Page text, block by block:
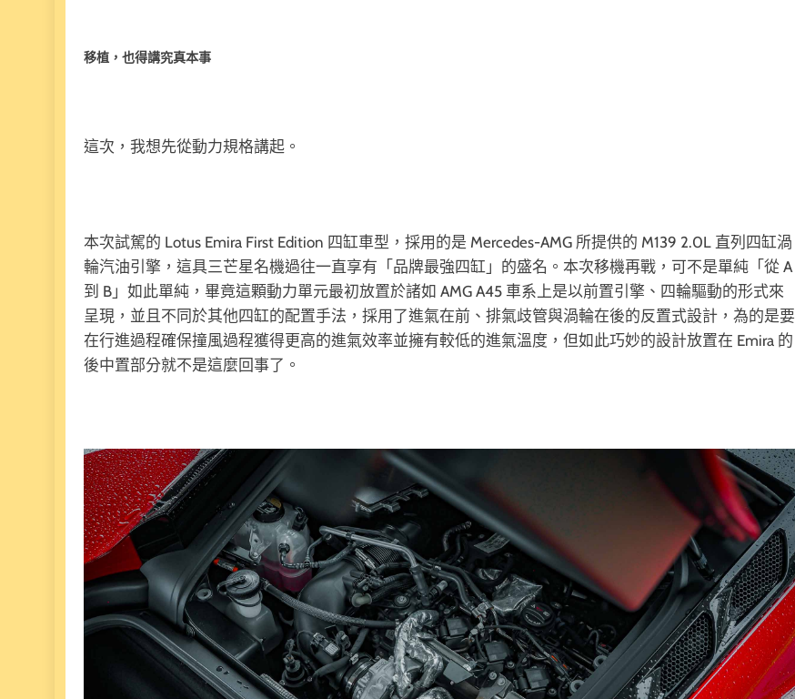
移植，也得講究真本事
這次，我想先從動力規格講起。
本次試駕的 Lotus Emira First Edition 四缸車型，採用的是 Mercedes-AMG 所提供的 M139 2.0L 直列四缸渦
輪汽油引擎，這具三芒星名機過往一直享有「品牌最強四缸」的盛名。本次移機再戰，可不是單純「從 A
到 B」如此單純，畢竟這顆動力單元最初放置於諸如 AMG A45 車系上是以前置引擎、四輪驅動的形式來
呈現，並且不同於其他四缸的配置手法，採用了進氣在前、排氣歧管與渦輪在後的反置式設計，為的是要
在行進過程確保撞風過程獲得更高的進氣效率並擁有較低的進氣溫度，但如此巧妙的設計放置在 Emira 的
後中置部分就不是這麼回事了。